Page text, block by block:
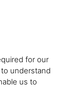
for our
understand
us to